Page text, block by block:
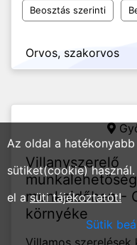
Beosztás szerinti
Orvos, szakorvos
Villanyszerelő
munkaidőben -
környéke
Villamos szerelések
Az oldal a
sütiket(cookie)
el asüti tájékoztatót!
Sütik